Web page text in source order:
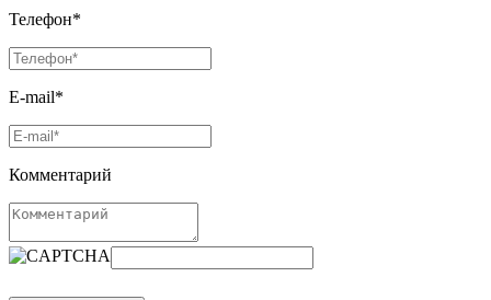
Телефон*
E-mail*
Комментарий